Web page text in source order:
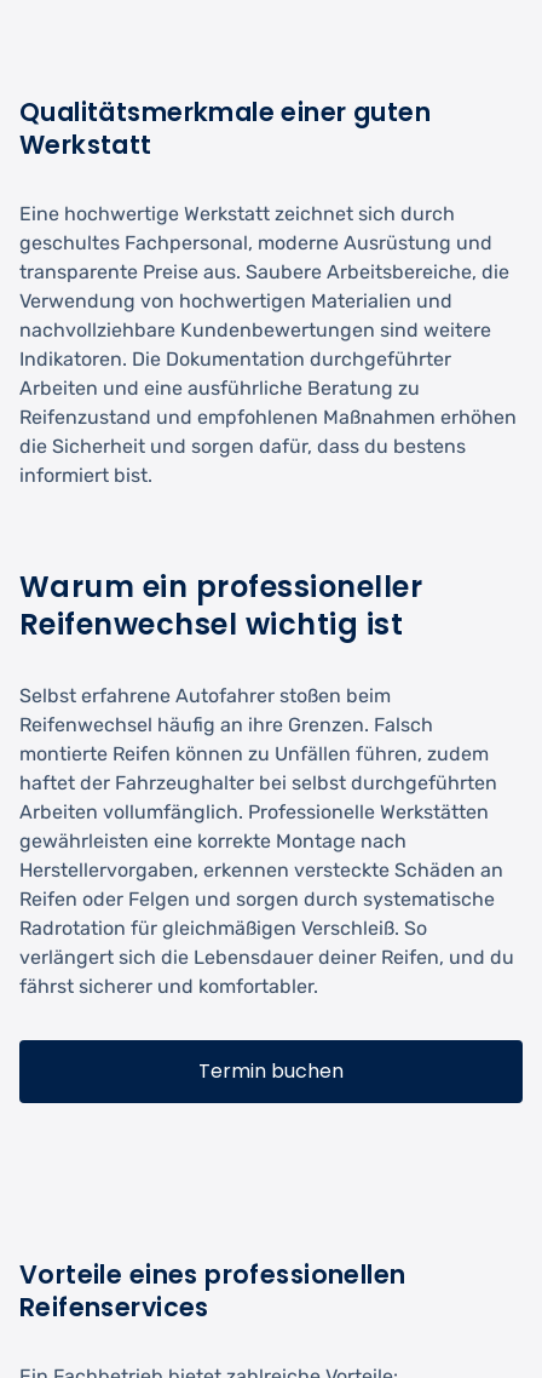
Qualitätsmerkmale einer guten
Werkstatt
Eine hochwertige Werkstatt zeichnet sich durch
geschultes Fachpersonal, moderne Ausrüstung und
transparente Preise aus. Saubere Arbeitsbereiche, die
Verwendung von hochwertigen Materialien und
nachvollziehbare Kundenbewertungen sind weitere
Indikatoren. Die Dokumentation durchgeführter
Arbeiten und eine ausführliche Beratung zu
Reifenzustand und empfohlenen Maßnahmen erhöhen
die Sicherheit und sorgen dafür, dass du bestens
informiert bist.
Warum ein professioneller
Reifenwechsel wichtig ist
Selbst erfahrene Autofahrer stoßen beim
Reifenwechsel häufig an ihre Grenzen. Falsch
montierte Reifen können zu Unfällen führen, zudem
haftet der Fahrzeughalter bei selbst durchgeführten
Arbeiten vollumfänglich. Professionelle Werkstätten
gewährleisten eine korrekte Montage nach
Herstellervorgaben, erkennen versteckte Schäden an
Reifen oder Felgen und sorgen durch systematische
Radrotation für gleichmäßigen Verschleiß. So
verlängert sich die Lebensdauer deiner Reifen, und du
fährst sicherer und komfortabler.
Termin buchen
Vorteile eines professionellen
Reifenservices